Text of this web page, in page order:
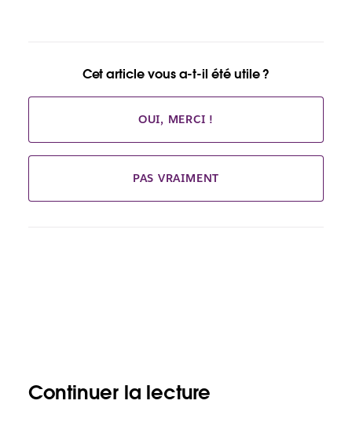
Cet article vous a-t-il été utile ?
OUI, MERCI !
PAS VRAIMENT
Continuer la lecture